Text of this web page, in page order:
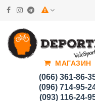
МАГАЗИН
(066) 361-86-
(096) 714-95-
(093) 116-24-